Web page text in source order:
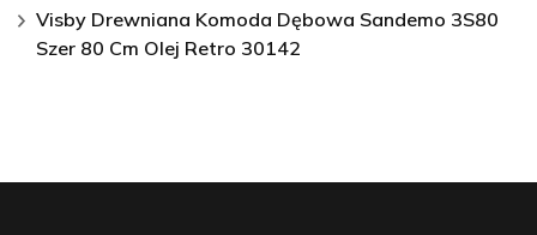
Visby Drewniana Komoda Dębowa Sandemo 3S80
Szer 80 Cm Olej Retro 30142